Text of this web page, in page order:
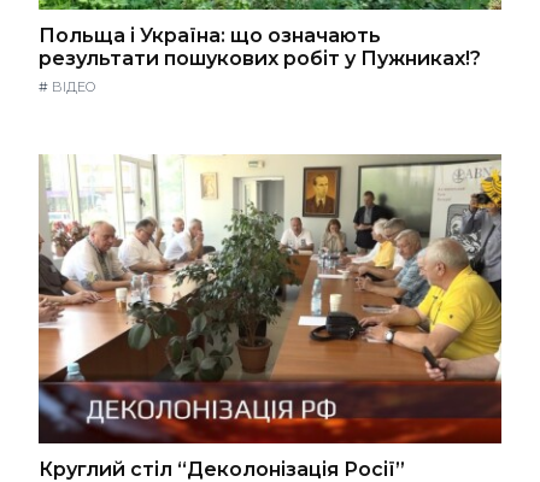
Польща і Україна: що означають
результати пошукових робіт у Пужниках!?
# ВІДЕО
Круглий стіл “Деколонізація Росії”